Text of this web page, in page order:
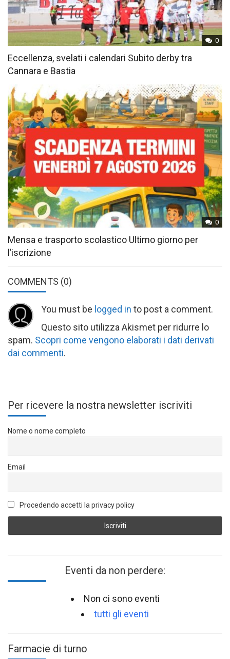
0
Eccellenza, svelati i calendari Subito derby tra
Cannara e Bastia
0
Mensa e trasporto scolastico Ultimo giorno per
l’iscrizione
COMMENTS (0)
You must be logged in to post a comment.
Questo sito utilizza Akismet per ridurre lo
spam. Scopri come vengono elaborati i dati derivati
dai commenti.
Per ricevere la nostra newsletter iscriviti
Nome o nome completo
Email
Procedendo accetti la privacy policy
Eventi da non perdere:
Non ci sono eventi
tutti gli eventi
Farmacie di turno